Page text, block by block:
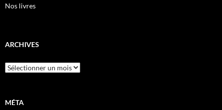
Nos livres
ARCHIVES
Archives
MÉTA